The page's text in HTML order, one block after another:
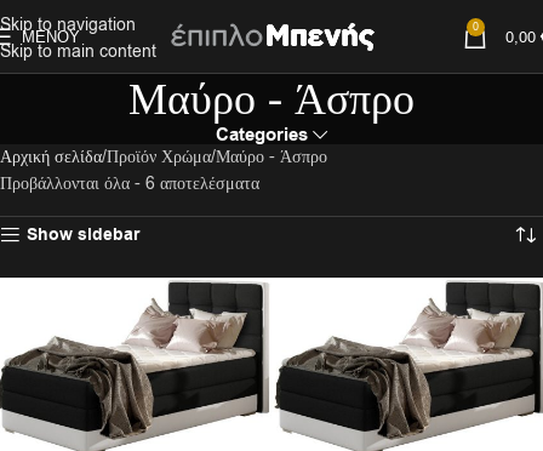
Skip to navigation
Skip to main content
ΜΕΝΟΎ 0 0,00
Μαύρο - Άσπρο
Categories
Αρχική σελίδα Προϊόν Χρώμα Μαύρο - Άσπρο
Προβάλλονται όλα - 6 αποτελέσματα
Show sidebar